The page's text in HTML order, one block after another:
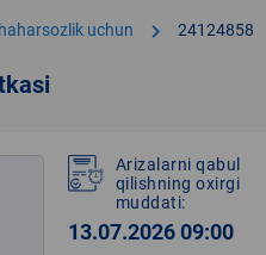
uchun chevron_right 24124858
Arizalarni qabul
qilishning oxirgi
muddati:
13.07.2026 09:00